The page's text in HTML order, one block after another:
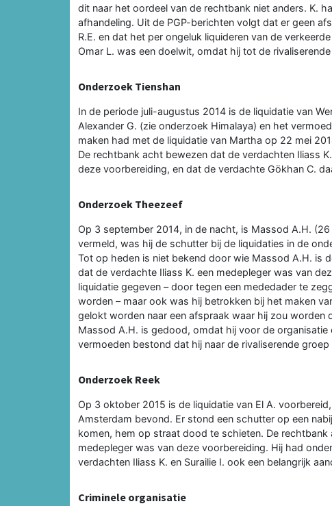
dit naar het oordeel van de rechtbank niet anders. K.
afhandeling. Uit de PGP-berichten volgt dat er geen
R.E. en dat het per ongeluk liquideren van de
Omar L. was een doelwit, omdat hij tot de
Onderzoek Tienshan
In de periode juli-augustus 2014 is de liquidatie van
Alexander G. (zie onderzoek Himalaya) en het
maken had met de liquidatie van Martha op 22 mei
De rechtbank acht bewezen dat de verdachten Iliass
deze voorbereiding, en dat de verdachte Gökhan C.
Onderzoek Theezeef
Op 3 september 2014, in de nacht, is Massod A.H.
vermeld, was hij de schutter bij de liquidaties in de
Tot op heden is niet bekend door wie Massod A.H. is
dat de verdachte Iliass K. een medepleger was van
liquidatie gegeven – door tegen een mededader te
worden – maar ook was hij betrokken bij het maken
gelokt worden naar een afspraak waar hij zou worden
Massod A.H. is gedood, omdat hij voor de
vermoeden bestond dat hij naar de rivaliserende
Onderzoek Reek
Op 3 oktober 2015 is de liquidatie van El A.
Amsterdam bevond. Er stond een schutter op een
komen, hem op straat dood te schieten. De
medepleger was van deze voorbereiding. Hij had
verdachten Iliass K. en Surailie I. ook een belangrijk
Criminele organisatie